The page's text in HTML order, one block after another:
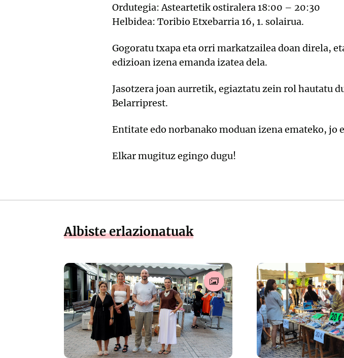
Ordutegia: Asteartetik ostiralera 18:00 – 20:30
Helbidea: Toribio Etxebarria 16, 1. solairua.
Gogoratu txapa eta orri markatzailea doan direla,
edizioan izena emanda izatea dela.
Jasotzera joan aurretik, egiaztatu zein rol hautatu
Belarriprest.
Entitate edo norbanako moduan izena emateko, jo
Elkar mugituz egingo dugu!
Albiste erlazionatuak